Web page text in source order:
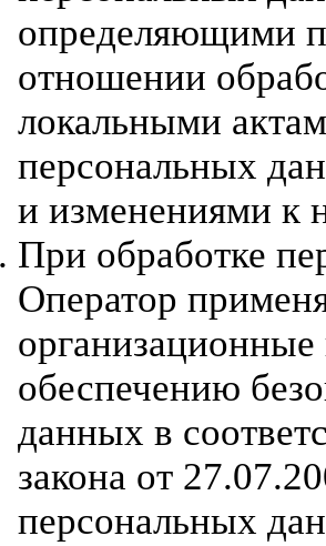
определяющими
отношении
локальными
персональных
и изменениями к
При обработке
Оператор
обеспечению
данных в
закона от
персональных